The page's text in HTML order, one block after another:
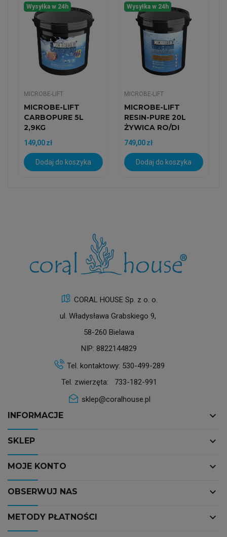
Wysyłka w 24h
MICROBE-LIFT
MICROBE-LIFT
CARBOPURE 5L
2,9KG
149,00 zł
Dodaj do koszyka
Wysyłka w 24h
MICROBE-LIFT
MICROBE-LIFT
RESIN-PURE 20L
ŻYWICA RO/DI
749,00 zł
Dodaj do koszyka
CORAL HOUSE Sp. z o. o.
ul. Władysława Grabskiego 9,
58-260 Bielawa
NIP: 8822144829
Tel. kontaktowy: 530-499-289
Tel. zwierzęta: 733-182-991
sklep@coralhouse.pl
INFORMACJE keyboard_arrow_down
SKLEP keyboard_arrow_down
MOJE KONTO keyboard_arrow_down
OBSERWUJ NAS keyboard_arrow_down
METODY PŁATNOŚCI keyboard_arrow_down